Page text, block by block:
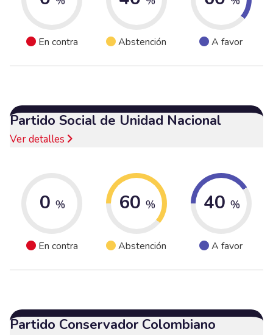
En contra Abstención A favor
Partido Social de Unidad Nacional
Ver detalles
0 %
En contra
60 %
Abstención
40 %
A favor
Partido Conservador Colombiano